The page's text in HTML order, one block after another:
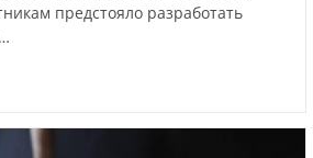
предстояло разработать